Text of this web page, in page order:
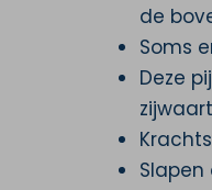
de
Soms
Deze